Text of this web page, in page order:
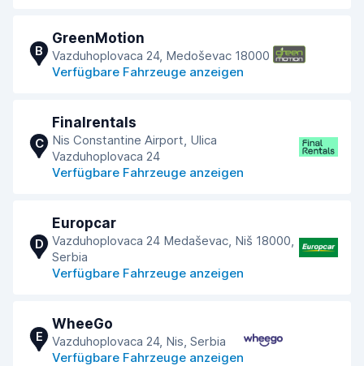
B
GreenMotion
Vazduhoplovaca 24, Medoševac 18000
Verfügbare Fahrzeuge anzeigen
C
Finalrentals
Nis Constantine Airport, Ulica
Vazduhoplovaca 24
Verfügbare Fahrzeuge anzeigen
D
Europcar
Vazduhoplovaca 24 Medaševac, Niš 18000,
Serbia
Verfügbare Fahrzeuge anzeigen
E
WheeGo
Vazduhoplovaca 24, Nis, Serbia
Verfügbare Fahrzeuge anzeigen